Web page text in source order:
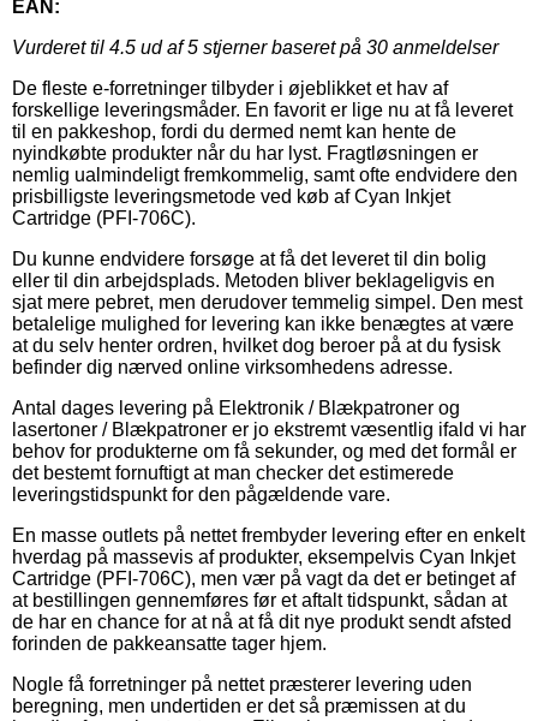
EAN:
Vurderet til 4.5 ud af 5 stjerner baseret på 30 anmeldelser
De fleste e-forretninger tilbyder i øjeblikket et hav af
forskellige leveringsmåder. En favorit er lige nu at få leveret
til en pakkeshop, fordi du dermed nemt kan hente de
nyindkøbte produkter når du har lyst. Fragtløsningen er
nemlig ualmindeligt fremkommelig, samt ofte endvidere den
prisbilligste leveringsmetode ved køb af Cyan Inkjet
Cartridge (PFI-706C).
Du kunne endvidere forsøge at få det leveret til din bolig
eller til din arbejdsplads. Metoden bliver beklageligvis en
sjat mere pebret, men derudover temmelig simpel. Den mest
betalelige mulighed for levering kan ikke benægtes at være
at du selv henter ordren, hvilket dog beroer på at du fysisk
befinder dig nærved online virksomhedens adresse.
Antal dages levering på Elektronik / Blækpatroner og
lasertoner / Blækpatroner er jo ekstremt væsentlig ifald vi har
behov for produkterne om få sekunder, og med det formål er
det bestemt fornuftigt at man checker det estimerede
leveringstidspunkt for den pågældende vare.
En masse outlets på nettet frembyder levering efter en enkelt
hverdag på massevis af produkter, eksempelvis Cyan Inkjet
Cartridge (PFI-706C), men vær på vagt da det er betinget af
at bestillingen gennemføres før et aftalt tidspunkt, sådan at
de har en chance for at nå at få dit nye produkt sendt afsted
forinden de pakkeansatte tager hjem.
Nogle få forretninger på nettet præsterer levering uden
beregning, men undertiden er det så præmissen at du